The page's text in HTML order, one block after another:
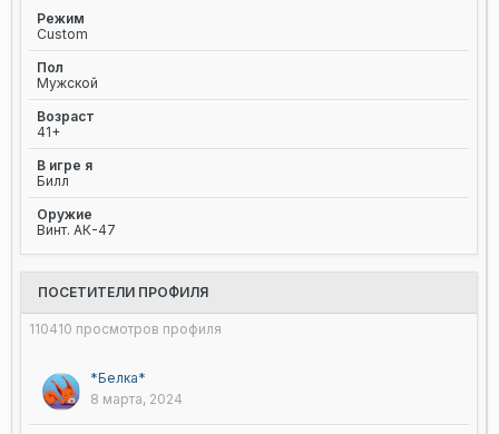
Режим
Custom
Пол
Мужской
Возраст
41+
В игре я
Билл
Оружие
Винт. АК-47
ПОСЕТИТЕЛИ ПРОФИЛЯ
110410 просмотров профиля
*Белка*
8 марта, 2024